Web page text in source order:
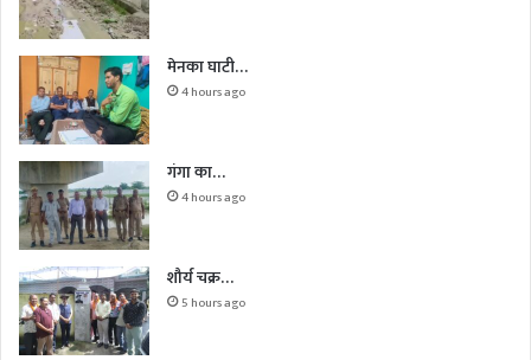
मेनका घाटी…
4 hours ago
गंगा का…
4 hours ago
शौर्य चक्र…
5 hours ago